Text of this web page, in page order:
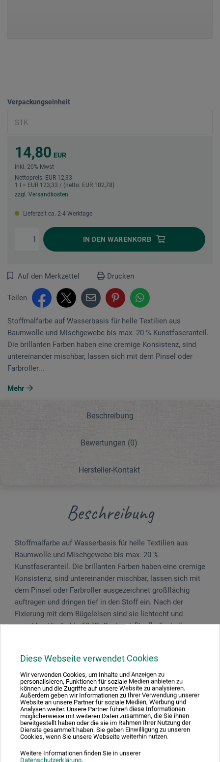
Diese Webseite verwendet Cookies
Wir verwenden Cookies, um Inhalte und Anzeigen zu
personalisieren, Funktionen für soziale Medien anbieten zu
können und die Zugriffe auf unsere Website zu analysieren.
Außerdem geben wir Informationen zu Ihrer Verwendung unserer
Website an unsere Partner für soziale Medien, Werbung und
Analysen weiter. Unsere Partner führen diese Informationen
möglicherweise mit weiteren Daten zusammen, die Sie ihnen
bereitgestellt haben oder die sie im Rahmen Ihrer Nutzung der
Dienste gesammelt haben. Sie geben Einwilligung zu unseren
Cookies, wenn Sie unsere Webseite weiterhin nutzen.
Weitere Informationen finden Sie in unserer
Datenschutzerklärung.
Verpackungseinheit
14,80 EUR
inkl. 20% Mwst
Nettopreis: EUR 12,33
1 l = EUR 123,33 / (netto: EUR 102,78)
zzgl. Versandkosten
Lieferzeit ca. 2-4 Werktage
IN DEN WARENKORB
Auf den Merkzettel Drucken
Teilen
Stoffmalfarbe auf Wasserbasis für helle Textilien aus
Baumwolle und Mischgewebe bis max. 20 % Kunstfaseranteil.
Die brillanten Farben haben eine cremige Konsistenz, sind
untereinander mischbar, lassen sich mit dem Pinsel oder
Farbroller...
Mehr
Beschreibung
Bewertungen (0)
Hersteller-Kontakt
Beschreibung
Stoffmalfarbe auf Wasserbasis für helle Textilien aus
Baumwolle und Mischgewebe bis max. 20 %
Kunstfaseranteil. Die brillanten Farben haben eine cremige
Konsistenz, sind untereinander mischbar, lassen sich mit
dem Pinsel oder Farbroller ausgezeichnet großflächig
auftragen und dringen tief in den Stoff ein. Nach der
Fixierung mit dem Bügeleisen sind sie lichtecht und
waschbeständig bis 60 °C. Geeignet für alle Techniken
Das Set enthält Stoffmalfarbe für helle Stoffe in den
Farbtönen Goldgelb, Rosa, Pink, Hellblau, Maigrün und
Rost sowie einen Pinsel.
Produktbewertungen (0)